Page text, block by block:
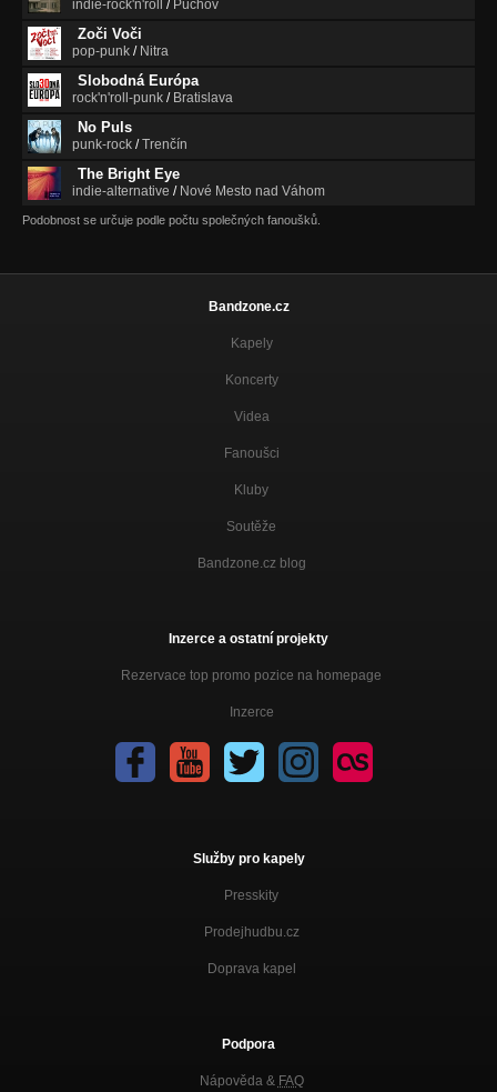
indie-rock'n'roll / Púchov
Zoči Voči
pop-punk / Nitra
Slobodná Európa
rock'n'roll-punk / Bratislava
No Puls
punk-rock /Trenčín
The Bright Eye
indie-alternative / Nové Mesto nad Váhom
Podobnost se určuje podle počtu společných fanoušků.
Bandzone.cz
Kapely
Koncerty
Videa
Fanoušci
Kluby
Soutěže
Bandzone.cz blog
Inzerce a ostatní projekty
Rezervace top promo pozice na homepage
Inzerce
Služby pro kapely
Presskity
Prodejhudbu.cz
Doprava kapel
Podpora
Nápověda & FAQ